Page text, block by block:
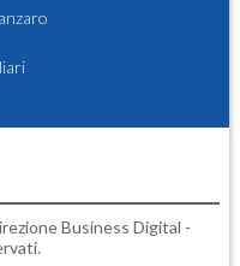
Business Digital -